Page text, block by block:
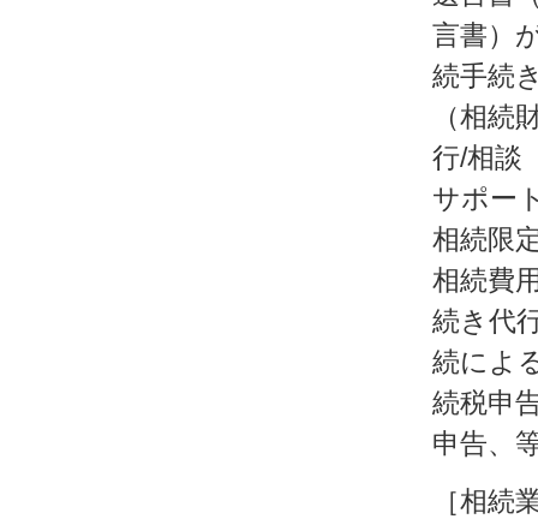
言書）
続手続
（相続
行/相談
サポー
相続限
相続費
続き代
続によ
続税申
申告、
［相続